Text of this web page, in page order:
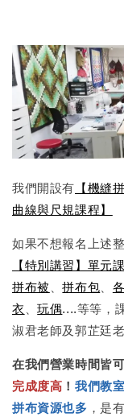
我們開設有 【機縫
曲線與尺規課程】
如果不想報名上述
【特別講習】單元課
拼布被、拼布包、
衣、玩偶....等等，
淑君老師及郭芷廷老
在我們營業時間皆
完成度高 ！我們教
拼布資源也多 ，是